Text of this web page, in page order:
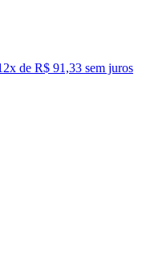
x de R$ 91,33 sem juros